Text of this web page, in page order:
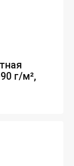
г/м²,